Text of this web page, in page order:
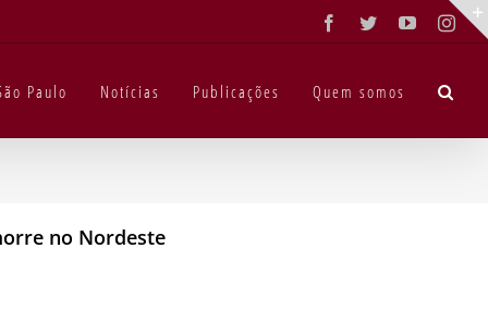
Facebook
TwitterYouTube
Paulo Notícias Publicações Quem somos
no Nordeste